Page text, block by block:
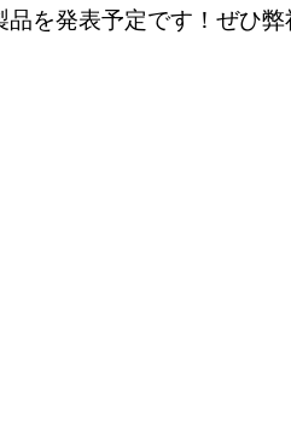
を発表予定です！ぜひ